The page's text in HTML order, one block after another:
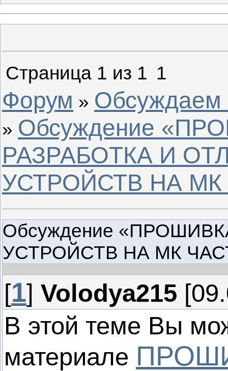
Страница 1 из 1 1
Форум » Обсуждаем
» Обсуждение
РАЗРАБОТКА И
УСТРОЙСТВ НА МК
Обсуждение
УСТРОЙСТВ НА МК
[1] Volodya215
В этой теме Вы
материале